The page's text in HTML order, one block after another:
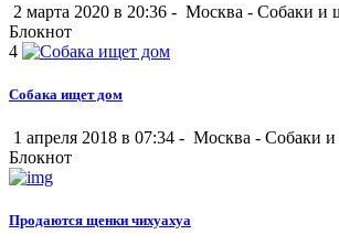
2 марта 2020 в 20:36 - Москва - Собаки и
Блокнот
4
Собака ищет дом
1 апреля 2018 в 07:34 - Москва - Собаки
Блокнот
Продаются щенки чихуахуа